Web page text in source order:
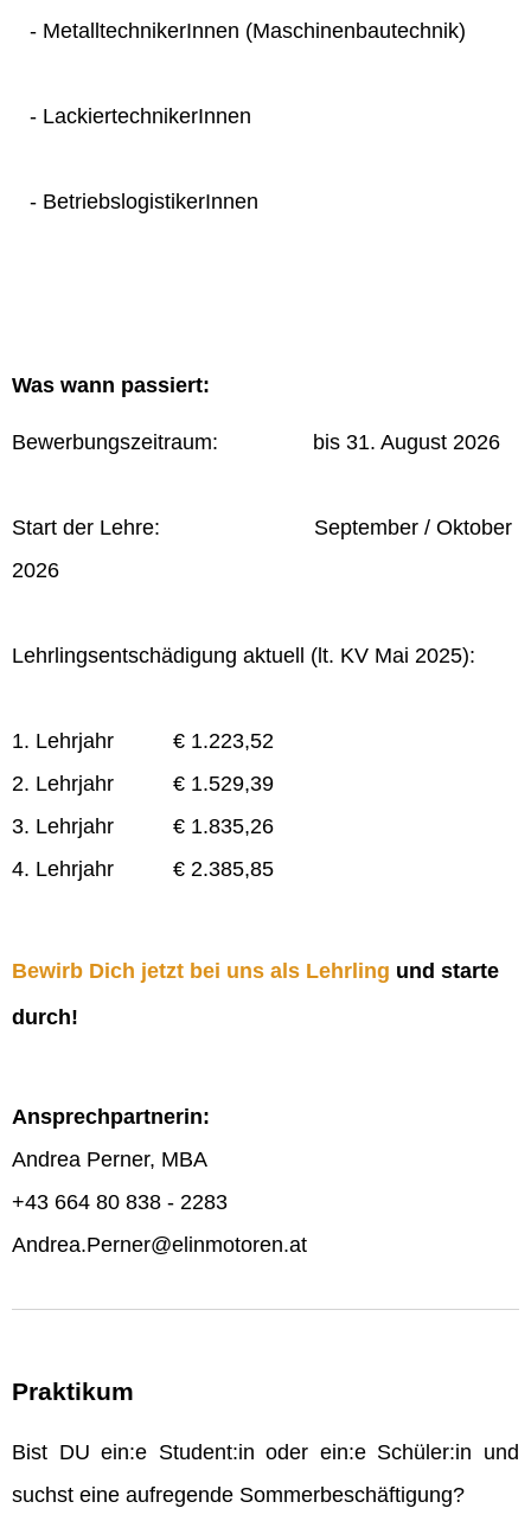
- MetalltechnikerInnen (Maschinenbautechnik)
- LackiertechnikerInnen
- BetriebslogistikerInnen
Was wann passiert:
Bewerbungszeitraum: bis 31. August 2026
Start der Lehre: September / Oktober
2026
Lehrlingsentschädigung aktuell (lt. KV Mai 2025):
1. Lehrjahr € 1.223,52
2. Lehrjahr € 1.529,39
3. Lehrjahr € 1.835,26
4. Lehrjahr € 2.385,85
Bewirb Dich jetzt bei uns als Lehrling und starte
durch!
Ansprechpartnerin:
Andrea Perner, MBA
+43 664 80 838 - 2283
Andrea.Perner@elinmotoren.at
Praktikum
Bist DU ein:e Student:in oder ein:e Schüler:in und
suchst eine aufregende Sommerbeschäftigung?